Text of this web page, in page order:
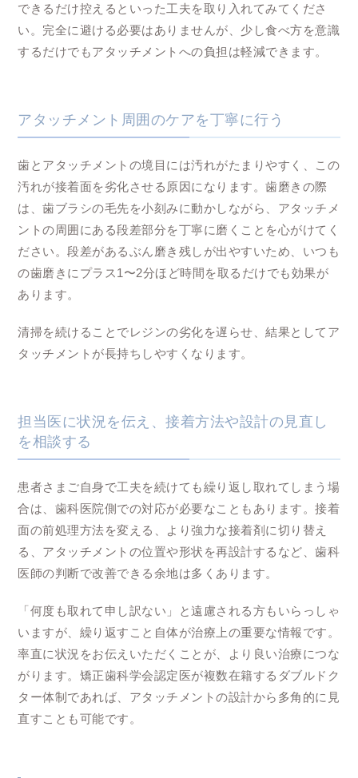
できるだけ控えるといった工夫を取り入れてみてくださ
い。完全に避ける必要はありませんが、少し食べ方を意識
するだけでもアタッチメントへの負担は軽減できます。
アタッチメント周囲のケアを丁寧に行う
歯とアタッチメントの境目には汚れがたまりやすく、この
汚れが接着面を劣化させる原因になります。歯磨きの際
は、歯ブラシの毛先を小刻みに動かしながら、アタッチメ
ントの周囲にある段差部分を丁寧に磨くことを心がけてく
ださい。段差があるぶん磨き残しが出やすいため、いつも
の歯磨きにプラス1〜2分ほど時間を取るだけでも効果が
あります。
清掃を続けることでレジンの劣化を遅らせ、結果としてア
タッチメントが長持ちしやすくなります。
担当医に状況を伝え、接着方法や設計の見直し
を相談する
患者さまご自身で工夫を続けても繰り返し取れてしまう場
合は、歯科医院側での対応が必要なこともあります。接着
面の前処理方法を変える、より強力な接着剤に切り替え
る、アタッチメントの位置や形状を再設計するなど、歯科
医師の判断で改善できる余地は多くあります。
「何度も取れて申し訳ない」と遠慮される方もいらっしゃ
いますが、繰り返すこと自体が治療上の重要な情報です。
率直に状況をお伝えいただくことが、より良い治療につな
がります。矯正歯科学会認定医が複数在籍するダブルドク
ター体制であれば、アタッチメントの設計から多角的に見
直すことも可能です。